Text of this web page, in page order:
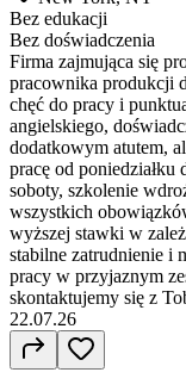
Bez edukacji
Bez doświadczenia
Firma zajmująca się
pracownika produkcji
chęć do pracy i
angielskiego,
dodatkowym atutem,
pracę od
soboty, szkolenie
wszystkich
wyższej stawki w
stabilne zatrudnienie i
pracy w przyjaznym
skontaktujemy się z
22.07.26